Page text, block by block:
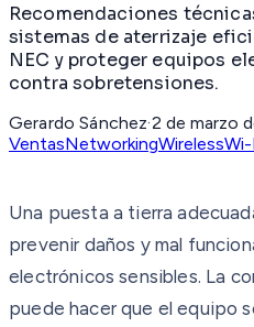
Recomendaciones
sistemas de aterrizaje
NEC y proteger equipos
contra sobretensiones.
Gerardo Sánchez·2 de marzo
VentasNetworkingWirelessWi-
Una puesta a tierra
prevenir daños y mal
electrónicos sensibles. La
puede hacer que el equipo